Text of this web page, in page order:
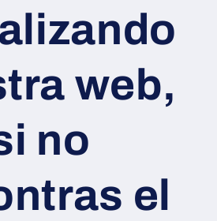
web,
no
el